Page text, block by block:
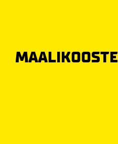
MAALIKOOSTE